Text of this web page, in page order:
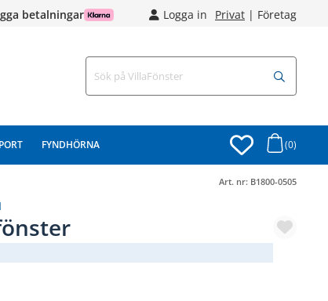
betalningar Logga in Privat| Företag
FYNDHÖRNA (0)
Art. nr: B1800-0505